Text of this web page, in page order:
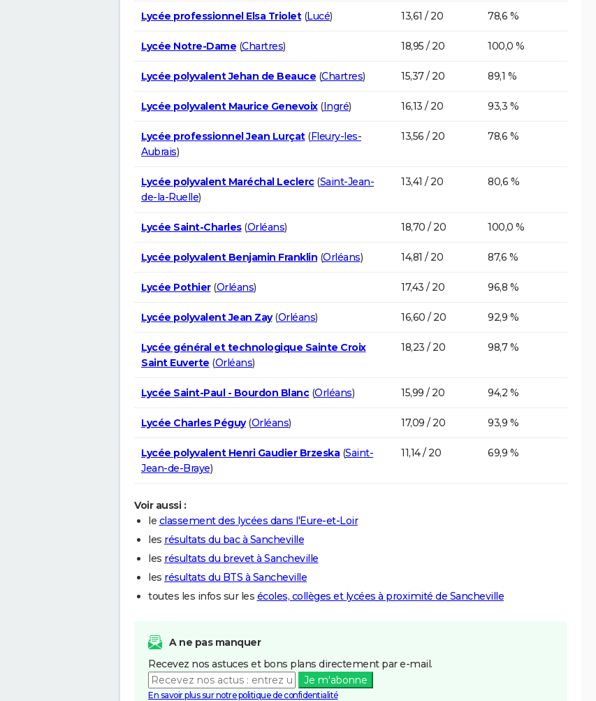
Lycée professionnel Elsa Triolet(Lucé) 13,61 / 20 78,6 %
Lycée Notre-Dame (Chartres) 18,95 / 20 100,0 %
Lycée polyvalent Jehan de Beauce (Chartres) 15,37 / 20 89,1 %
Lycée polyvalent Maurice Genevoix(Ingré) 16,13 / 20 93,3 %
Lycée professionnel Jean Lurçat(Fleury-les-
Aubrais)
13,56 / 20 78,6 %
Lycée polyvalent Maréchal Leclerc(Saint-Jean-
de-la-Ruelle)
13,41 / 20 80,6 %
Lycée Saint-Charles(Orléans) 18,70 / 20 100,0 %
Lycée polyvalent Benjamin Franklin (Orléans) 14,81 / 20 87,6 %
Lycée Pothier(Orléans) 17,43 / 20 96,8 %
Lycée polyvalent Jean Zay(Orléans) 16,60 / 20 92,9 %
Lycée général et technologique Sainte Croix
Saint Euverte (Orléans)
18,23 / 20 98,7 %
Lycée Saint-Paul - Bourdon Blanc(Orléans) 15,99 / 20 94,2 %
Lycée Charles Péguy(Orléans) 17,09 / 20 93,9 %
Lycée polyvalent Henri Gaudier Brzeska(Saint-
Jean-de-Braye)
11,14 / 20 69,9 %
Voir aussi :
le classement des lycées dans l'Eure-et-Loir
les résultats du bac à Sancheville
les résultats du brevet à Sancheville
les résultats du BTS à Sancheville
toutes les infos sur les écoles, collèges et lycées à proximité de Sancheville
A ne pas manquer
Recevez nos astuces et bons plans directement par e-mail.
Je m'abonne
En savoir plus sur notre politique de confidentialité